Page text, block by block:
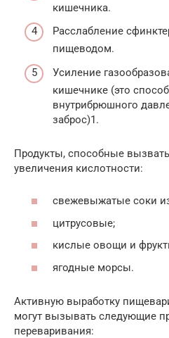
кишечника.
Расслабление
пищеводом.
Усиление
кишечнике (это
внутрибрюшного
заброс)1.
Продукты, способные
увеличения кислотности:
свежевыжатые соки
цитрусовые;
кислые овощи и
ягодные морсы.
Активную выработку
могут вызывать следующие
переваривания: